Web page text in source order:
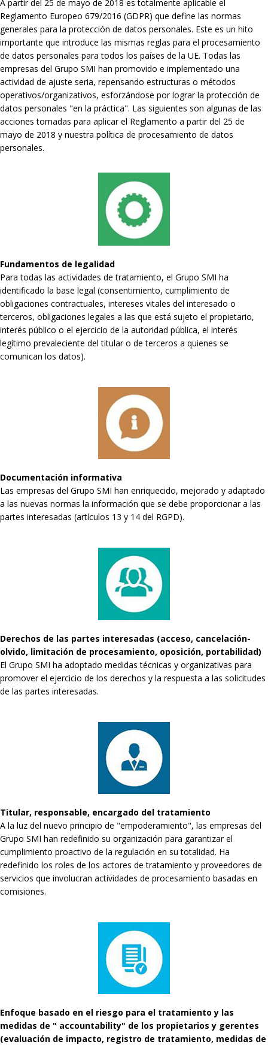
A partir del 25 de mayo de 2018 es totalmente aplicable el
Reglamento Europeo 679/2016 (GDPR) que define las normas
generales para la protección de datos personales. Este es un hito
importante que introduce las mismas reglas para el procesamiento
de datos personales para todos los países de la UE. Todas las
empresas del Grupo SMI han promovido e implementado una
actividad de ajuste seria, repensando estructuras o métodos
operativos/organizativos, esforzándose por lograr la protección de
datos personales "en la práctica". Las siguientes son algunas de las
acciones tomadas para aplicar el Reglamento a partir del 25 de
mayo de 2018 y nuestra política de procesamiento de datos
personales.
Fundamentos de legalidad
Para todas las actividades de tratamiento, el Grupo SMI ha
identificado la base legal (consentimiento, cumplimiento de
obligaciones contractuales, intereses vitales del interesado o
terceros, obligaciones legales a las que está sujeto el propietario,
interés público o el ejercicio de la autoridad pública, el interés
legítimo prevaleciente del titular o de terceros a quienes se
comunican los datos).
Documentación informativa
Las empresas del Grupo SMI han enriquecido, mejorado y adaptado
a las nuevas normas la información que se debe proporcionar a las
partes interesadas (artículos 13 y 14 del RGPD).
Derechos de las partes interesadas (acceso, cancelación-
olvido, limitación de procesamiento, oposición, portabilidad)
El Grupo SMI ha adoptado medidas técnicas y organizativas para
promover el ejercicio de los derechos y la respuesta a las solicitudes
de las partes interesadas.
Titular, responsable, encargado del tratamiento
A la luz del nuevo principio de "empoderamiento", las empresas del
Grupo SMI han redefinido su organización para garantizar el
cumplimiento proactivo de la regulación en su totalidad. Ha
redefinido los roles de los actores de tratamiento y proveedores de
servicios que involucran actividades de procesamiento basadas en
comisiones.
Enfoque basado en el riesgo para el tratamiento y las
medidas de " accountability" de los propietarios y gerentes
(evaluación de impacto, registro de tratamiento, medidas de